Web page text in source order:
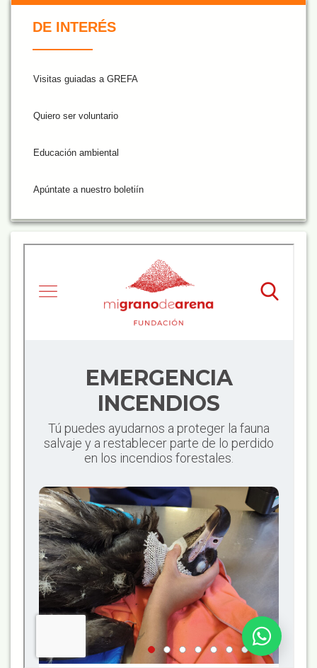
De Interés NARANJA
DE INTERÉS
Visitas guiadas a GREFA
Quiero ser voluntario
Educación ambiental
Apúntate a nuestro boletiín